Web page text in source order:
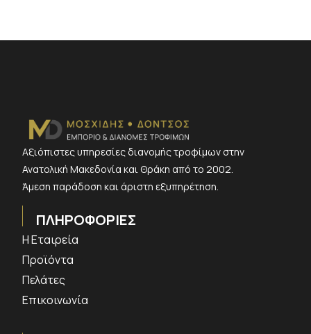
Αξιόπιστες υπηρεσίες διανομής τροφίμων στην
Ανατολική Μακεδονία και Θράκη από το 2002.
Άμεση παράδοση και άριστη εξυπηρέτηση.
ΠΛΗΡΟΦΟΡΙΕΣ
Η Εταιρεία
Προϊόντα
Πελάτες
Επικοινωνία